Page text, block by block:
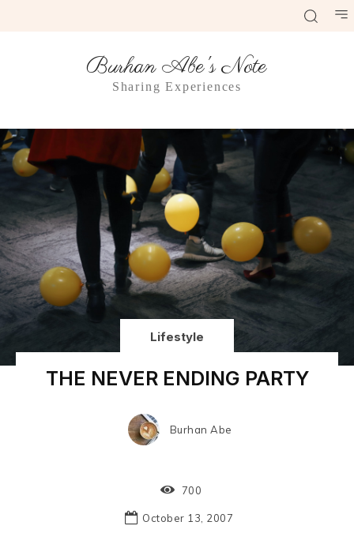
Burhan Abe's Note
Sharing Experiences
Lifestyle
THE NEVER ENDING PARTY
Burhan Abe
700
October 13, 2007